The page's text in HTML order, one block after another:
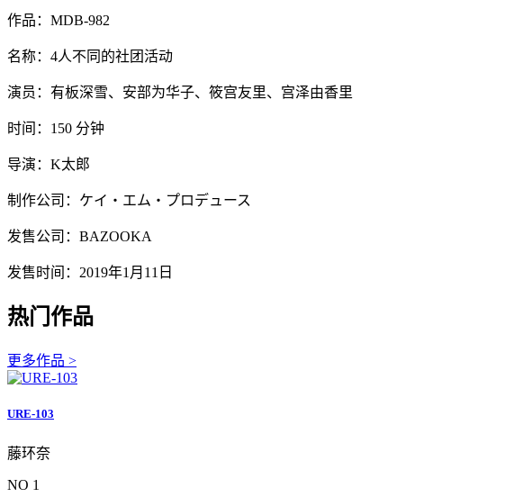
作品：MDB-982
名称：4人不同的社团活动
演员：有板深雪、安部为华子、筱宫友里、宫泽由香里
时间：150 分钟
导演：K太郎
制作公司：ケイ・エム・プロデュース
发售公司：BAZOOKA
发售时间：2019年1月11日
热门作品
更多作品 >
URE-103
藤环奈
NO 1